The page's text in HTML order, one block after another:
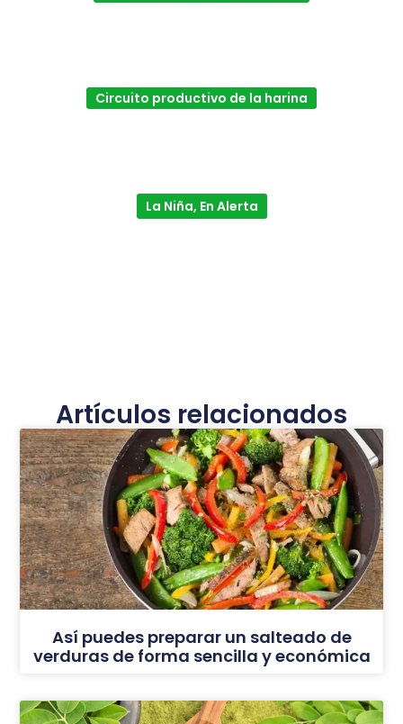
Circuito productivo de la harina
La Niña, En Alerta
Artículos relacionados
Así puedes preparar un salteado de
verduras de forma sencilla y económica